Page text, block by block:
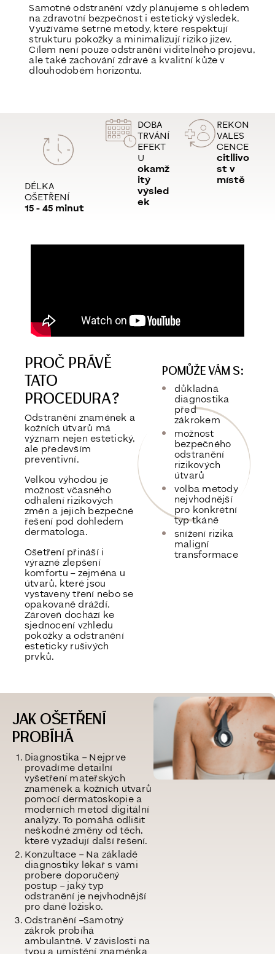
Samotné odstranění vždy plánujeme s ohledem
na zdravotní bezpečnost i estetický výsledek.
Využíváme šetrné metody, které respektují
strukturu pokožky a minimalizují riziko jizev.
Cílem není pouze odstranění viditelného projevu,
ale také zachování zdravé a kvalitní kůže v
dlouhodobém horizontu.
DÉLKA
OŠETŘENÍ
15 - 45 minut
DOBA
TRVÁNÍ
EFEKT
U
okamž
itý
výsled
ek
REKON
VALES
CENCE
citllivo
st v
místě
PROČ PRÁVĚ
TATO
PROCEDURA?
Odstranění znamének a
kožních útvarů má
význam nejen estetický,
ale především
preventivní.
Velkou výhodou je
možnost včasného
odhalení rizikových
změn a jejich bezpečné
řešení pod dohledem
dermatologa.
Ošetření přináší i
výrazné zlepšení
komfortu – zejména u
útvarů, které jsou
vystaveny tření nebo se
opakovaně dráždí.
Zároveň dochází ke
sjednocení vzhledu
pokožky a odstranění
esteticky rušivých
prvků.
POMŮŽE VÁM S:
důkladná
diagnostika
před
zákrokem
možnost
bezpečného
odstranění
rizikových
útvarů
volba metody
nejvhodnější
pro konkrétní
typ tkáně
snížení rizika
maligní
transformace
JAK OŠETŘENÍ
PROBÍHÁ
Diagnostika –Nejprve
provádíme detailní
vyšetření mateřských
znamének a kožních útvarů
pomocí dermatoskopie a
moderních metod digitální
analýzy. To pomáhá odlišit
neškodné změny od těch,
které vyžadují další řešení.
Konzultace –Na základě
diagnostiky lékař s vámi
probere doporučený
postup – jaký typ
odstranění je nejvhodnější
pro dané ložisko.
Odstranění –Samotný
zákrok probíhá
ambulantně. V závislosti na